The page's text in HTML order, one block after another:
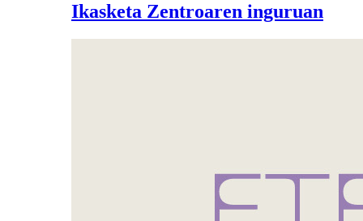
Ikasketa Zentroaren inguruan